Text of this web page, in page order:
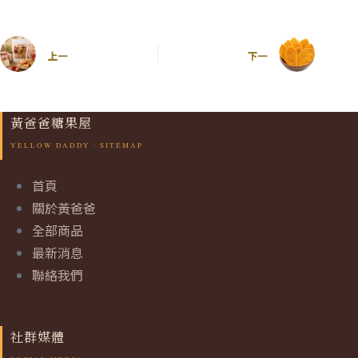
上一 下一
黃爸爸糖果屋
首頁
關於黃爸爸
全部商品
最新消息
聯絡我們
社群媒體